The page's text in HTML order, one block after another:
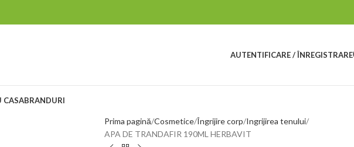
AUTENTIFICARE / ÎNREGISTRARE
CASABRANDURI
Prima pagină Cosmetice Îngrijire corp Ingrijirea tenului
APA DE TRANDAFIR 190ML HERBAVIT